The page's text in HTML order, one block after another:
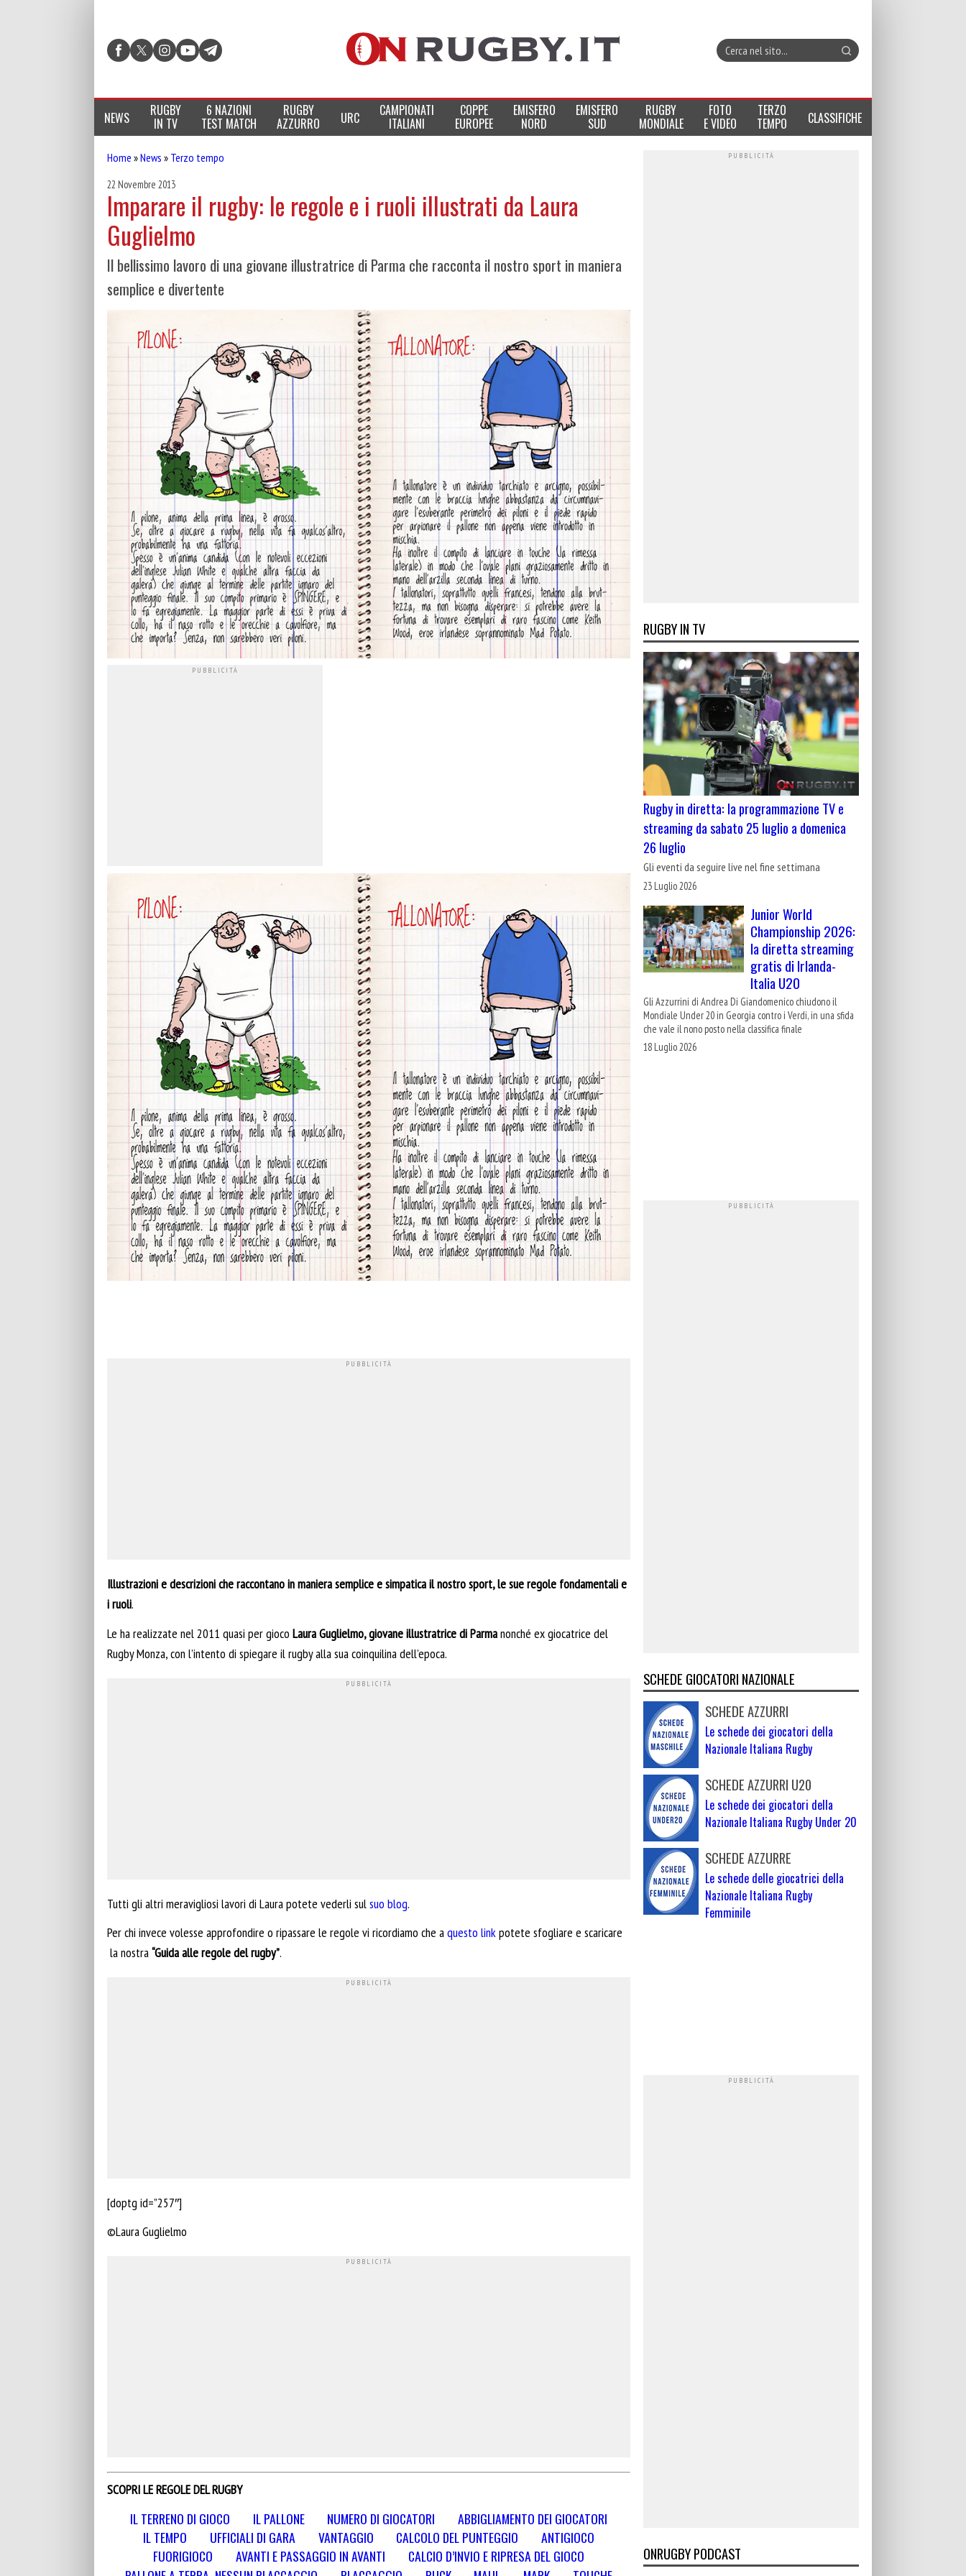
NEWS RUGBY
IN TV
6 NAZIONI
TEST MATCH
RUGBY
AZZURRO URC CAMPIONATI
ITALIANI
COPPE
EUROPEE
EMISFERO
NORD
EMISFERO
SUD
RUGBY
MONDIALE
FOTO
E VIDEO
TERZO
TEMPO CLASSIFICHE
Home »News » Terzo tempo
22 Novembre 2013
Imparare il rugby: le regole e i ruoli illustrati da Laura
Guglielmo
Il bellissimo lavoro di una giovane illustratrice di Parma che racconta il nostro sport in maniera
semplice e divertente
Illustrazioni e descrizioni che raccontano in maniera semplice e simpatica il nostro sport, le sue regole fondamentali e
i ruoli.
Le ha realizzate nel 2011 quasi per gioco Laura Guglielmo, giovane illustratrice di Parmanonché ex giocatrice del
Rugby Monza, con l’intento di spiegare il rugby alla sua coinquilina dell’epoca.
Tutti gli altri meravigliosi lavori di Laura potete vederli sulsuo blog.
Per chi invece volesse approfondire o ripassare le regole vi ricordiamo che aquesto linkpotete sfogliare e scaricare
la nostra“Guida alle regole del rugby”.
[doptg id=”257″]
©Laura Guglielmo
SCOPRI LE REGOLE DEL RUGBY
IL TERRENO DI GIOCO IL PALLONE NUMERO DI GIOCATORI
ABBIGLIAMENTO DEI GIOCATORI
IL TEMPO
UFFICIALI DI GARA VANTAGGIO CALCOLO DEL PUNTEGGIO
ANTIGIOCO
FUORIGIOCO
AVANTI E PASSAGGIO IN AVANTI
CALCIO D’INVIO E RIPRESA DEL GIOCO
RUGBY IN TV
Rugby in diretta: la programmazione TV e
streaming da sabato 25 luglio a domenica
26 luglio
Gli eventi da seguire live nel fine settimana
23 Luglio 2026
Junior World
Championship 2026:
la diretta streaming
gratis di Irlanda-
Italia U20
Gli Azzurrini di Andrea Di Giandomenico chiudono il
Mondiale Under 20 in Georgia contro i Verdi, in una sfida
che vale il nono posto nella classifica finale
18 Luglio 2026
SCHEDE GIOCATORI NAZIONALE
SCHEDE AZZURRI
Le schede dei giocatori della
Nazionale Italiana Rugby
SCHEDE AZZURRI U20
Le schede dei giocatori della
Nazionale Italiana Rugby Under 20
SCHEDE AZZURRE
Le schede delle giocatrici della
Nazionale Italiana Rugby
Femminile
ONRUGBY PODCAST